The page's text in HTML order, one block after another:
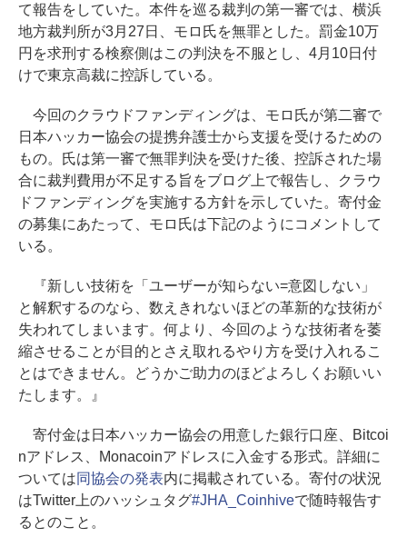
て報告をしていた。本件を巡る裁判の第一審では、横浜
地方裁判所が3月27日、モロ氏を無罪とした。罰金10万
円を求刑する検察側はこの判決を不服とし、4月10日付
けで東京高裁に控訴している。
今回のクラウドファンディングは、モロ氏が第二審で
日本ハッカー協会の提携弁護士から支援を受けるための
もの。氏は第一審で無罪判決を受けた後、控訴された場
合に裁判費用が不足する旨をブログ上で報告し、クラウ
ドファンディングを実施する方針を示していた。寄付金
の募集にあたって、モロ氏は下記のようにコメントして
いる。
『新しい技術を「ユーザーが知らない=意図しない」
と解釈するのなら、数えきれないほどの革新的な技術が
失われてしまいます。何より、今回のような技術者を萎
縮させることが目的とさえ取れるやり方を受け入れるこ
とはできません。どうかご助力のほどよろしくお願いい
たします。』
寄付金は日本ハッカー協会の用意した銀行口座、Bitcoi
nアドレス、Monacoinアドレスに入金する形式。詳細に
ついては同協会の発表内に掲載されている。寄付の状況
はTwitter上のハッシュタグ#JHA_Coinhiveで随時報告す
るとのこと。